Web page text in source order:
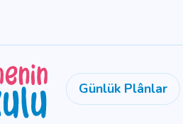
Günlük Plânlar